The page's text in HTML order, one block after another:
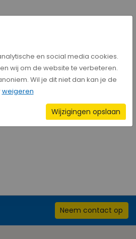
op zoek naar een trainer voor het
welkom (terug) en wensen hem
Neem contact op
en social media cookies.
wij om de website te verbeteren.
Wil je dit niet dan kan je de
weigeren
Wijzigingen opslaan